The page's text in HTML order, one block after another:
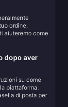
ordine,
aiuteremo come
dopo aver
su come
piattaforma.
di posta per